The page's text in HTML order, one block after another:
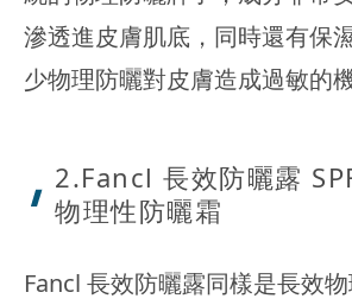
滲透進皮膚肌底，同時還有保
少物理防曬對皮膚造成過敏的機
2.Fancl 長效防曬露
物理性防曬霜
Fancl 長效防曬露同樣是長效